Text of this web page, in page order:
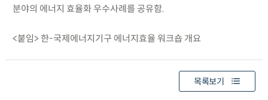
분야의 에너지 효율화 우수사례를 공유함.
<붙임> 한-국제에너지기구 에너지효율 워크숍 개요
목록보기